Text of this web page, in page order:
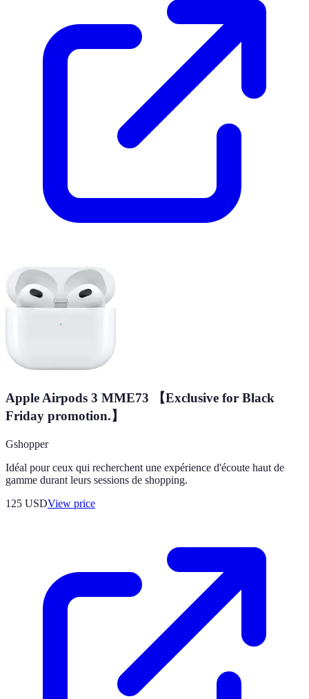
Apple Airpods 3 MME73 【Exclusive for Black
Friday promotion.】
Gshopper
Idéal pour ceux qui recherchent une expérience d'écoute haut de
gamme durant leurs sessions de shopping.
125 USDView price